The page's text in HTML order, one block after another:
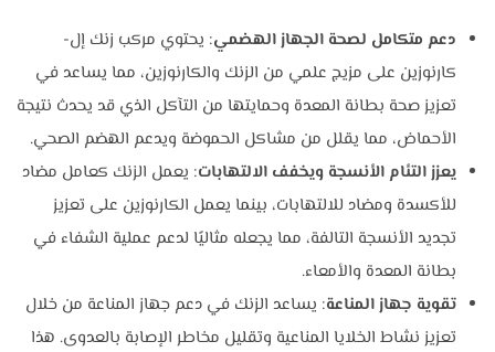
دعم متكامل لصحة الجهاز الهضمي: يحتوي مركب زنك إل-
كارنوزين على مزيج علمي من الزنك والكارنوزين، مما يساعد في
تعزيز صحة بطانة المعدة وحمايتها من التآكل الذي قد يحدث نتيجة
الأحماض، مما يقلل من مشاكل الحموضة ويدعم الهضم الصحي.
يعزز التئام الأنسجة ويخفف الالتهابات: يعمل الزنك كعامل مضاد
للأكسدة ومضاد للالتهابات، بينما يعمل الكارنوزين على تعزيز
تجديد الأنسجة التالفة، مما يجعله مثاليًا لدعم عملية الشفاء في
بطانة المعدة والأمعاء.
تقوية جهاز المناعة: يساعد الزنك في دعم جهاز المناعة من خلال
تعزيز نشاط الخلايا المناعية وتقليل مخاطر الإصابة بالعدوى. هذا